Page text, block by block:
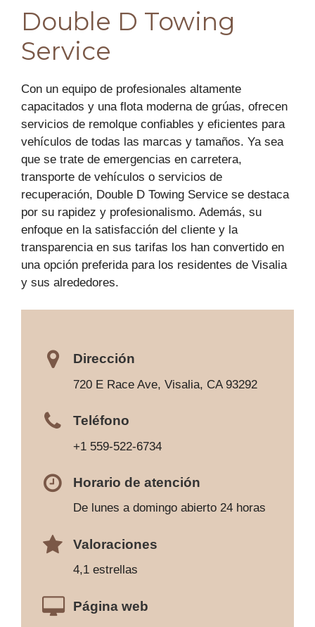
Double D Towing
Service
Con un equipo de profesionales altamente
capacitados y una flota moderna de grúas, ofrecen
servicios de remolque confiables y eficientes para
vehículos de todas las marcas y tamaños. Ya sea
que se trate de emergencias en carretera,
transporte de vehículos o servicios de
recuperación, Double D Towing Service se destaca
por su rapidez y profesionalismo. Además, su
enfoque en la satisfacción del cliente y la
transparencia en sus tarifas los han convertido en
una opción preferida para los residentes de Visalia
y sus alrededores.
Dirección
720 E Race Ave, Visalia, CA 93292
Teléfono
+1 559-522-6734
Horario de atención
De lunes a domingo abierto 24 horas
Valoraciones
4,1 estrellas
Página web